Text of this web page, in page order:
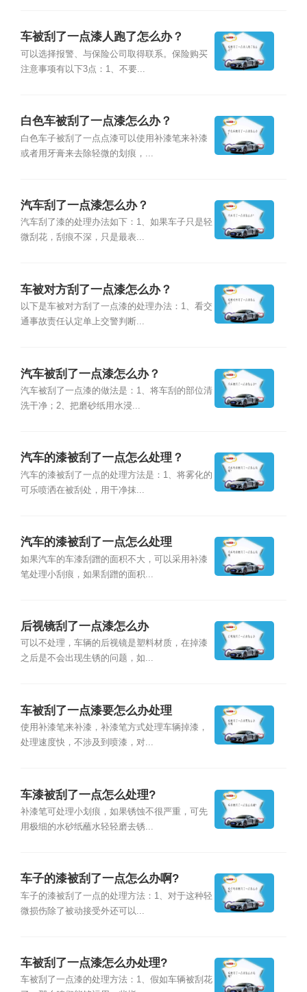
车被刮了一点漆人跑了怎么办？
可以选择报警、与保险公司取得联系。保险购买
注意事项有以下3点：1、不要...
白色车被刮了一点漆怎么办？
白色车子被刮了一点点漆可以使用补漆笔来补漆
或者用牙膏来去除轻微的划痕，...
汽车刮了一点漆怎么办？
汽车刮了漆的处理办法如下：1、如果车子只是轻
微刮花，刮痕不深，只是最表...
车被对方刮了一点漆怎么办？
以下是车被对方刮了一点漆的处理办法：1、看交
通事故责任认定单上交警判断...
汽车被刮了一点漆怎么办？
汽车被刮了一点漆的做法是：1、将车刮的部位清
洗干净；2、把磨砂纸用水浸...
汽车的漆被刮了一点怎么处理？
汽车的漆被刮了一点的处理方法是：1、将雾化的
可乐喷洒在被刮处，用干净抹...
汽车的漆被刮了一点怎么处理
如果汽车的车漆刮蹭的面积不大，可以采用补漆
笔处理小刮痕，如果刮蹭的面积...
后视镜刮了一点漆怎么办
可以不处理，车辆的后视镜是塑料材质，在掉漆
之后是不会出现生锈的问题，如...
车被刮了一点漆要怎么办处理
使用补漆笔来补漆，补漆笔方式处理车辆掉漆，
处理速度快，不涉及到喷漆，对...
车漆被刮了一点怎么处理?
补漆笔可处理小划痕，如果锈蚀不很严重，可先
用极细的水砂纸蘸水轻轻磨去锈...
车子的漆被刮了一点怎么办啊?
车子的漆被刮了一点的处理方法：1、对于这种轻
微损伤除了被动接受外还可以...
车被刮了一点漆怎么办处理?
车被刮了一点漆的处理方法：1、假如车辆被刮花